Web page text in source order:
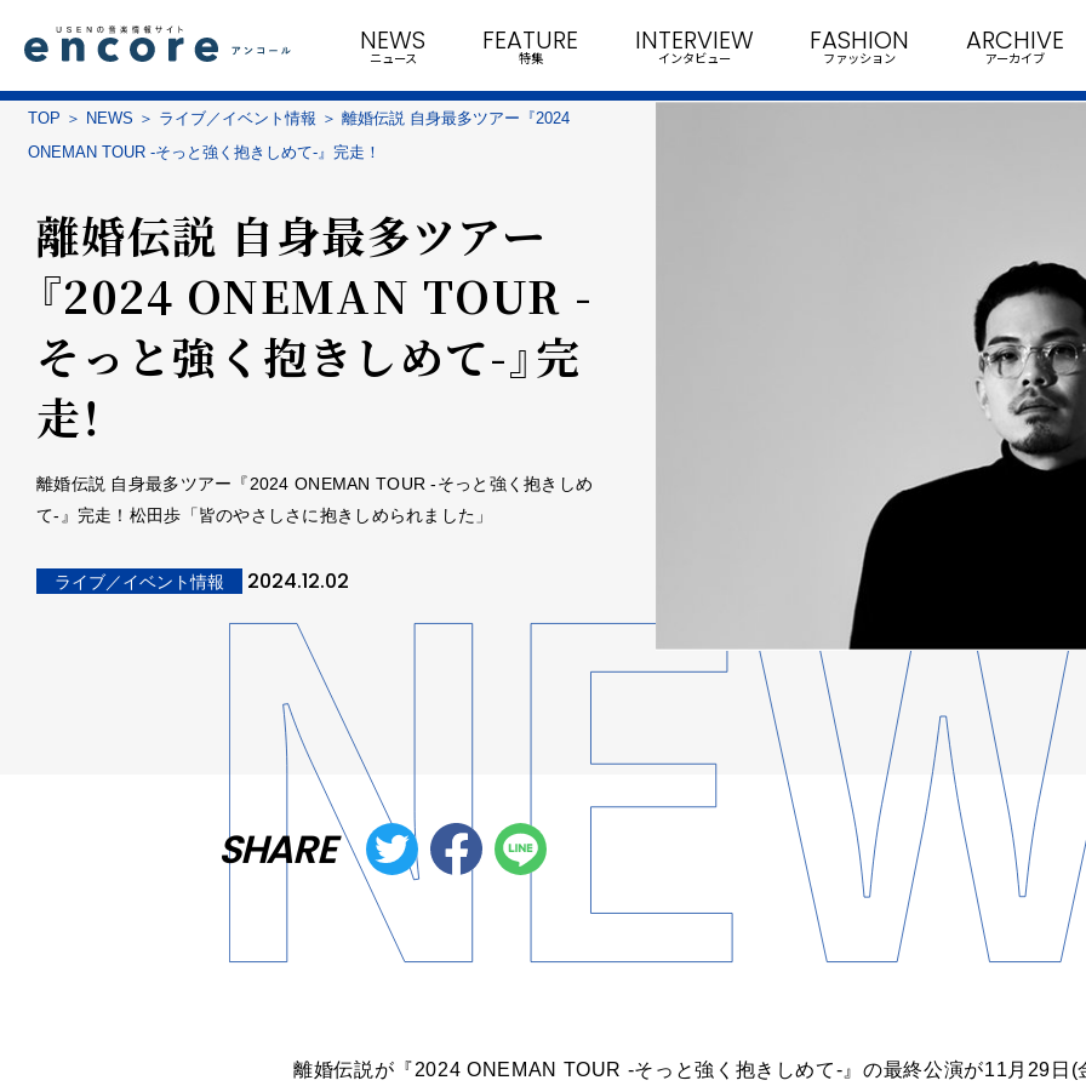
NEWS
ニュース
FEATURE
特集
INTERVIEW
インタビュー
FASHION
ファッション
ARCHIVE
アーカイブ
TOP NEWS ライブ／イベント情報
離婚伝説 自身最多ツアー『2024
ONEMAN TOUR -そっと強く抱きしめて-』完走！
離婚伝説 自身最多ツアー
『2024 ONEMAN TOUR -
そっと強く抱きしめて-』完
走！
離婚伝説 自身最多ツアー『2024 ONEMAN TOUR -そっと強く抱きしめ
て-』完走！松田歩「皆のやさしさに抱きしめられました」
ライブ／イベント情報 2024.12.02
SHARE
離婚伝説が『2024 ONEMAN TOUR -そっと強く抱きしめて-』の最終公演が11月29日(